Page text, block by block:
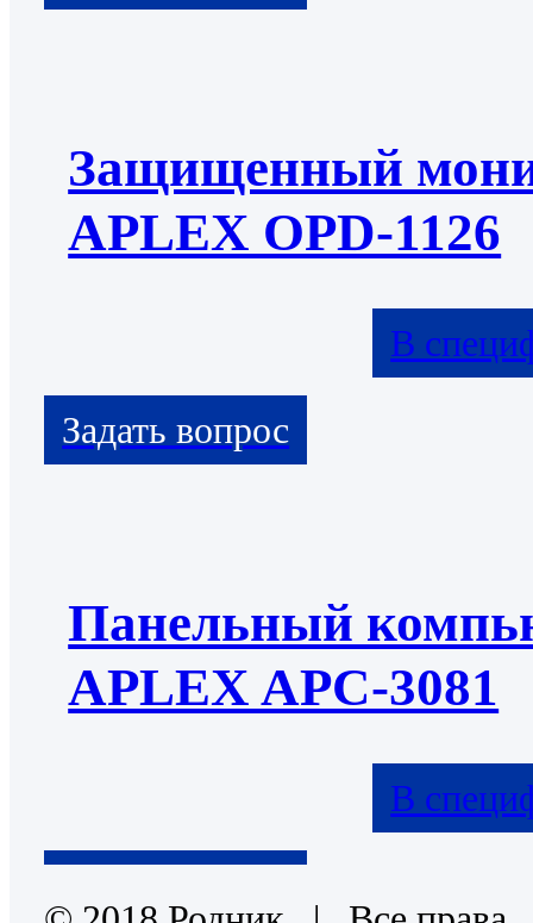
Защищенный
APLEX OPD-1126
В
Панельный
APLEX APC-3081
В